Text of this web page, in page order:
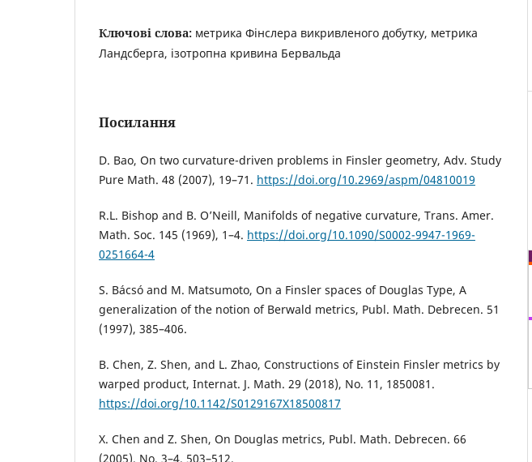
Ключові слова: метрика Фiнслера викривленого добутку, метрика
Ландсберга, iзотропна кривина Бервальда
Посилання
D. Bao, On two curvature-driven problems in Finsler geometry, Adv. Study
Pure Math. 48 (2007), 19–71. https://doi.org/10.2969/aspm/04810019
R.L. Bishop and B. O’Neill, Manifolds of negative curvature, Trans. Amer.
Math. Soc. 145 (1969), 1–4. https://doi.org/10.1090/S0002-9947-1969-
0251664-4
S. Bácsó and M. Matsumoto, On a Finsler spaces of Douglas Type, A
generalization of the notion of Berwald metrics, Publ. Math. Debrecen. 51
(1997), 385–406.
B. Chen, Z. Shen, and L. Zhao, Constructions of Einstein Finsler metrics by
warped product, Internat. J. Math. 29 (2018), No. 11, 1850081.
https://doi.org/10.1142/S0129167X18500817
X. Chen and Z. Shen, On Douglas metrics, Publ. Math. Debrecen. 66
(2005), No. 3–4, 503–512.